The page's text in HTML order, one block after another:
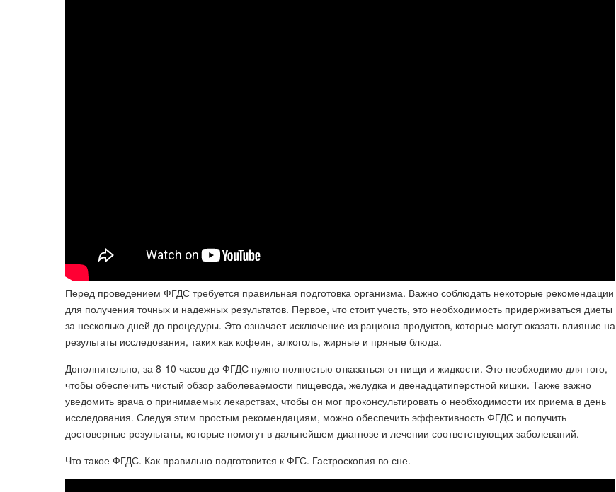
Перед проведением ФГДС требуется правильная подготовка организма. Важно соблюдать некоторые рекомендации
для получения точных и надежных результатов. Первое, что стоит учесть, это необходимость придерживаться диеты
за несколько дней до процедуры. Это означает исключение из рациона продуктов, которые могут оказать влияние на
результаты исследования, таких как кофеин, алкоголь, жирные и пряные блюда.
Дополнительно, за 8-10 часов до ФГДС нужно полностью отказаться от пищи и жидкости. Это необходимо для того,
чтобы обеспечить чистый обзор заболеваемости пищевода, желудка и двенадцатиперстной кишки. Также важно
уведомить врача о принимаемых лекарствах, чтобы он мог проконсультировать о необходимости их приема в день
исследования. Следуя этим простым рекомендациям, можно обеспечить эффективность ФГДС и получить
достоверные результаты, которые помогут в дальнейшем диагнозе и лечении соответствующих заболеваний.
Что такое ФГДС. Как правильно подготовится к ФГС. Гастроскопия во сне.